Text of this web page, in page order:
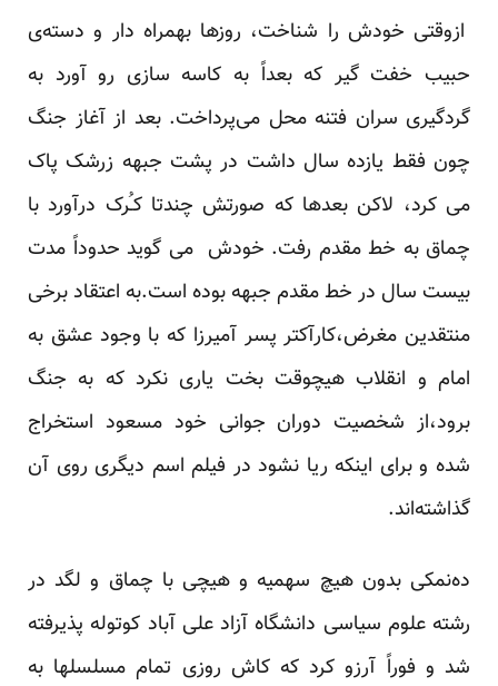
ازوقتی خودش را شناخت، روزها بهمراه دار و دسته‌ی
حبیب خفت گیر که بعداً به کاسه سازی رو آورد به
گردگیری سران فتنه‌ محل می‌پرداخت. بعد از آغاز جنگ
چون فقط یازده سال داشت در پشت جبهه زرشک پاک
می کرد، لاکن بعدها که صورتش چندتا کـُرک درآورد با
چماق به خط مقدم رفت. خودش می گوید حدوداً مدت
بیست سال در خط مقدم جبهه بوده است.به اعتقاد برخی
منتقدین مغرض،کارآکتر پسر آمیرزا که با وجود عشق به
امام و انقلاب هیچوقت بخت یاری نکرد که به جنگ
برود،از شخصیت دوران جوانی خود مسعود استخراج
شده و برای اینکه ریا نشود در فیلم اسم دیگری روی آن
گذاشته‌اند.
ده‌نمکی بدون هیچ سهمیه و هیچی با چماق و لگد در
رشته علوم سیاسی دانشگاه آزاد علی آباد کوتوله پذیرفته
شد و فوراً آرزو کرد که کاش روزی تمام مسلسلها به